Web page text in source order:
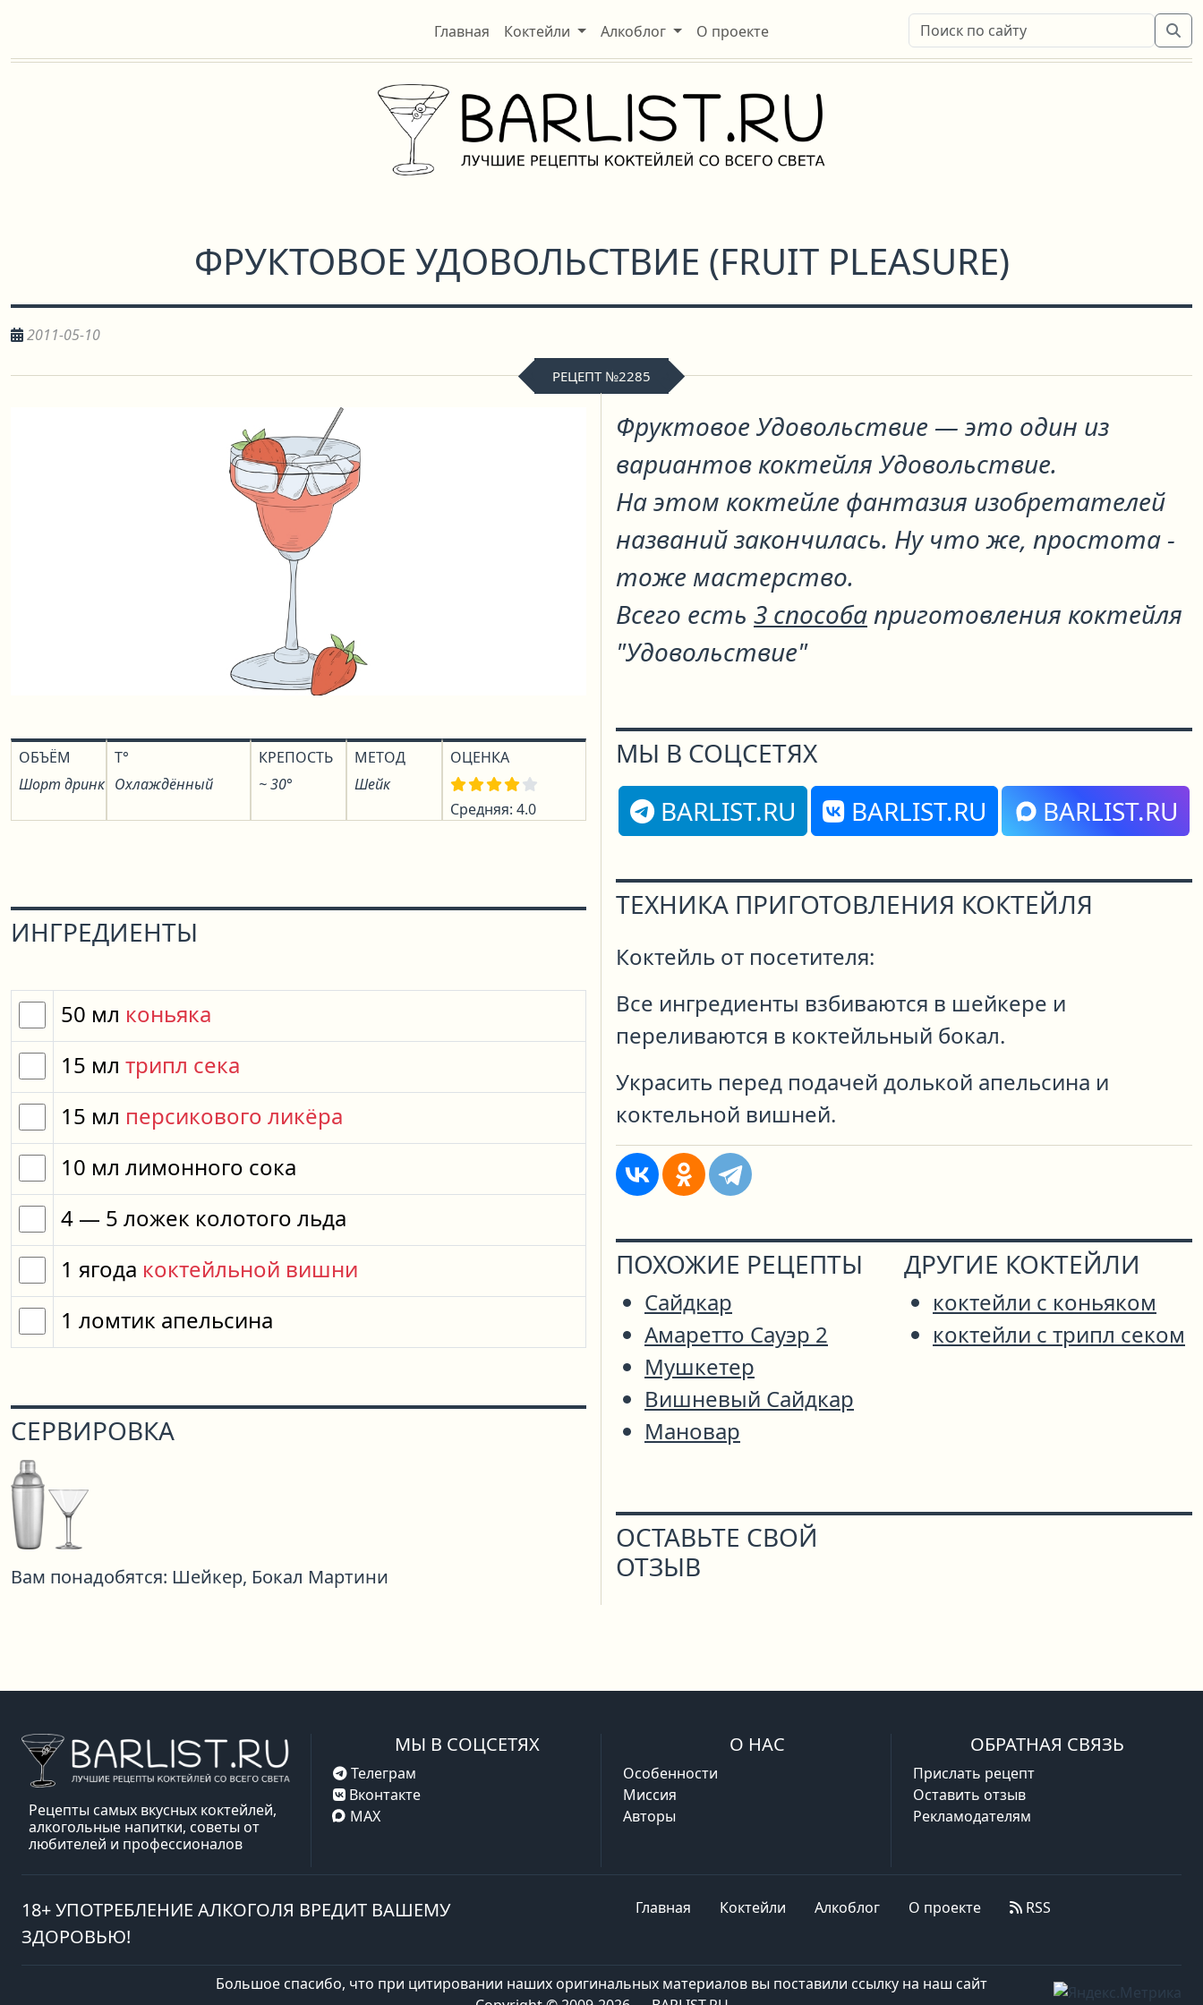
Главная Коктейли Алкоблог О проекте
ФРУКТОВОЕ УДОВОЛЬСТВИЕ (FRUIT PLEASURE)
2011-05-10
РЕЦЕПТ №2285
ОБЪЁМ
Шорт дринк
T°
Охлаждённый
КРЕПОСТЬ
~ 30°
МЕТОД
Шейк
ОЦЕНКА
Средняя: 4.0
ИНГРЕДИЕНТЫ
50 мл коньяка
15 мл трипл сека
15 мл персикового ликёра
10 мл лимонного сока
4 — 5 ложек колотого льда
1 ягода коктейльной вишни
1 ломтик апельсина
СЕРВИРОВКА
Вам понадобятся: Шейкер, Бокал Мартини
Фруктовое Удовольствие — это один из
вариантов коктейля Удовольствие.
На этом коктейле фантазия изобретателей
названий закончилась. Ну что же, простота -
тоже мастерство.
Всего есть 3 способаприготовления коктейля
"Удовольствие"
МЫ В СОЦСЕТЯХ
BARLIST.RU
BARLIST.RU BARLIST.RU
ТЕХНИКА ПРИГОТОВЛЕНИЯ КОКТЕЙЛЯ
Коктейль от посетителя:
Все ингредиенты взбиваются в шейкере и
переливаются в коктейльный бокал.
Украсить перед подачей долькой апельсина и
коктельной вишней.
ПОХОЖИЕ РЕЦЕПТЫ
Сайдкар
Амаретто Сауэр 2
Мушкетер
Вишневый Сайдкар
Мановар
ДРУГИЕ КОКТЕЙЛИ
коктейли с коньяком
коктейли с трипл секом
ОСТАВЬТЕ СВОЙ
ОТЗЫВ
Рецепты самых вкусных коктейлей,
алкогольные напитки, советы от
любителей и профессионалов
МЫ В СОЦСЕТЯХ
Телеграм
Вконтакте
MAX
О НАС
Особенности
Миссия
Авторы
ОБРАТНАЯ СВЯЗЬ
Прислать рецепт
Оставить отзыв
Рекламодателям
18+ УПОТРЕБЛЕНИЕ АЛКОГОЛЯ ВРЕДИТ ВАШЕМУ
ЗДОРОВЬЮ!
Главная Коктейли Алкоблог О проекте RSS
Большое спасибо, что при цитировании наших оригинальных материалов вы поставили ссылку на наш сайт